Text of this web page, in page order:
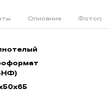
Описание